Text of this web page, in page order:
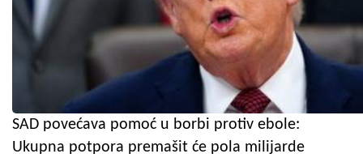
SAD povećava pomoć u borbi protiv ebole:
Ukupna potpora premašit će pola milijarde